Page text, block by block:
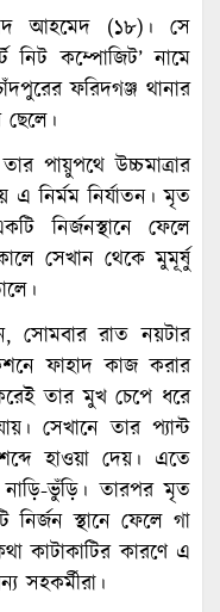
আহমেদ (১৮)। সে
নিট কম্পোজিট’ নামে
ফরিদগঞ্জ থানার
ছেলে।
পায়ুপথে উচ্চমাত্রার
এ নির্মম নির্যাতন। মৃত
নির্জনস্থানে ফেলে
সেখান থেকে মুমূর্ষু
সোমবার রাত নয়টার
ফাহাদ কাজ করার
তার মুখ চেপে ধরে
সেখানে তার প্যান্ট
হাওয়া দেয়। এতে
ভুঁড়ি। তারপর মৃত
স্থানে ফেলে গা
কাটাকাটির কারণে এ
সহকর্মীরা।